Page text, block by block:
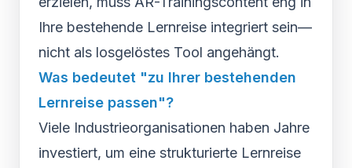
Ihre bestehende Lernreise integriert sein—
nicht als losgelöstes Tool angehängt.
Was bedeutet "zu Ihrer bestehenden
Lernreise passen"?
Viele Industrieorganisationen haben Jahre
investiert, um eine strukturierte Lernreise